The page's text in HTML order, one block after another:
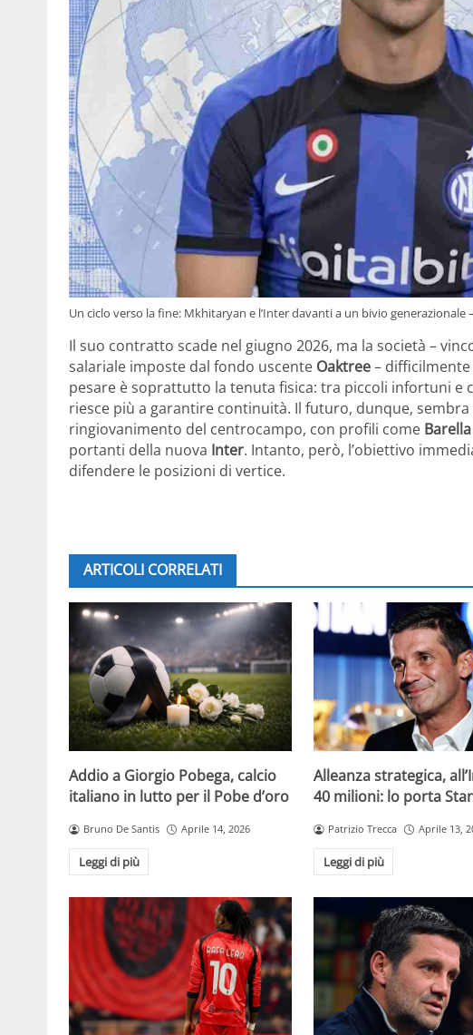
Un ciclo verso la fine: Mkhitaryan e l’Inter davanti a un bivio
Il suo contratto scade nel giugno 2026, ma la società –
salariale imposte dal fondo uscente Oaktree–
pesare è soprattutto la tenuta fisica: tra piccoli infortuni e
riesce più a garantire continuità. Il futuro, dunque,
ringiovanimento del centrocampo, con profili come Barella
portanti della nuova Inter. Intanto, però, l’obiettivo
difendere le posizioni di vertice.
ARTICOLI CORRELATI
Addio a Giorgio Pobega, calcio
italiano in lutto per il Pobe d’oro
Bruno De Santis Aprile 14, 2026
Leggi di più
Alleanza strategica,
40 milioni: lo porta
Patrizio Trecca Aprile 13,
Leggi di più